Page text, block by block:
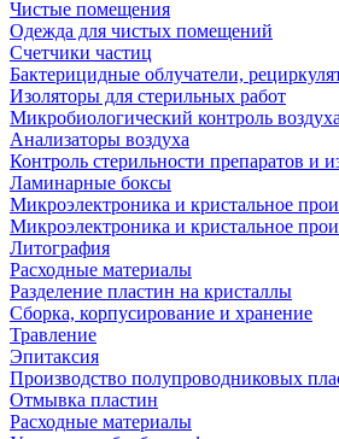
Чистые помещения
Одежда для чистых помещений
Счетчики частиц
Бактерицидные облучатели,
Изоляторы для стерильных работ
Микробиологический контроль
Анализаторы воздуха
Контроль стерильности препаратов и
Ламинарные боксы
Микроэлектроника и кристальное
Микроэлектроника и кристальное
Литография
Расходные материалы
Разделение пластин на кристаллы
Сборка, корпусирование и хранение
Травление
Эпитаксия
Производство полупроводниковых
Отмывка пластин
Расходные материалы